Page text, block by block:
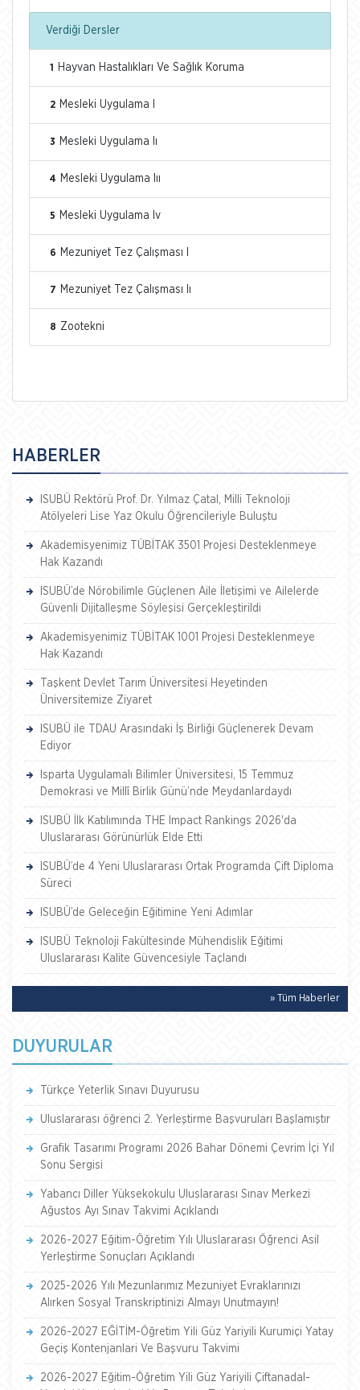
Verdiği Dersler
1 Hayvan Hastalıkları Ve Sağlık Koruma
2 Mesleki Uygulama I
3 Mesleki Uygulama Iı
4 Mesleki Uygulama Iıı
5 Mesleki Uygulama Iv
6 Mezuniyet Tez Çalışması I
7 Mezuniyet Tez Çalışması Iı
8 Zootekni
HABERLER
ISUBÜ Rektörü Prof. Dr. Yılmaz Çatal, Milli Teknoloji
Atölyeleri Lise Yaz Okulu Öğrencileriyle Buluştu
Akademisyenimiz TÜBİTAK 3501 Projesi Desteklenmeye
Hak Kazandı
ISUBÜ’de Nörobilimle Güçlenen Aile İletişimi ve Ailelerde
Güvenli Dijitalleşme Söyleşisi Gerçekleştirildi
Akademisyenimiz TÜBİTAK 1001 Projesi Desteklenmeye
Hak Kazandı
Taşkent Devlet Tarım Üniversitesi Heyetinden
Üniversitemize Ziyaret
ISUBÜ ile TDAU Arasındaki İş Birliği Güçlenerek Devam
Ediyor
Isparta Uygulamalı Bilimler Üniversitesi, 15 Temmuz
Demokrasi ve Millî Birlik Günü’nde Meydanlardaydı
ISUBÜ İlk Katılımında THE Impact Rankings 2026'da
Uluslararası Görünürlük Elde Etti
ISUBÜ’de 4 Yeni Uluslararası Ortak Programda Çift Diploma
Süreci
ISUBÜ’de Geleceğin Eğitimine Yeni Adımlar
ISUBÜ Teknoloji Fakültesinde Mühendislik Eğitimi
Uluslararası Kalite Güvencesiyle Taçlandı
» Tüm Haberler
DUYURULAR
Türkçe Yeterlik Sınavı Duyurusu
Uluslararası öğrenci 2. Yerleştirme Başvuruları Başlamıştır
Grafik Tasarımı Programı 2026 Bahar Dönemi Çevrim İçi Yıl
Sonu Sergisi
Yabancı Diller Yüksekokulu Uluslararası Sınav Merkezi
Ağustos Ayı Sınav Takvimi Açıklandı
2026-2027 Eğitim-Öğretim Yılı Uluslararası Öğrenci Asil
Yerleştirme Sonuçları Açıklandı
2025-2026 Yılı Mezunlarımız Mezuniyet Evraklarınızı
Alırken Sosyal Transkriptinizi Almayı Unutmayın!
2026-2027 EĞİTİM-Öğretim Yili Güz Yariyili Kurumiçi Yatay
Geçiş Kontenjanlari Ve Başvuru Takvimi
2026-2027 Eğitim-Öğretim Yili Güz Yariyili Çiftanadal-